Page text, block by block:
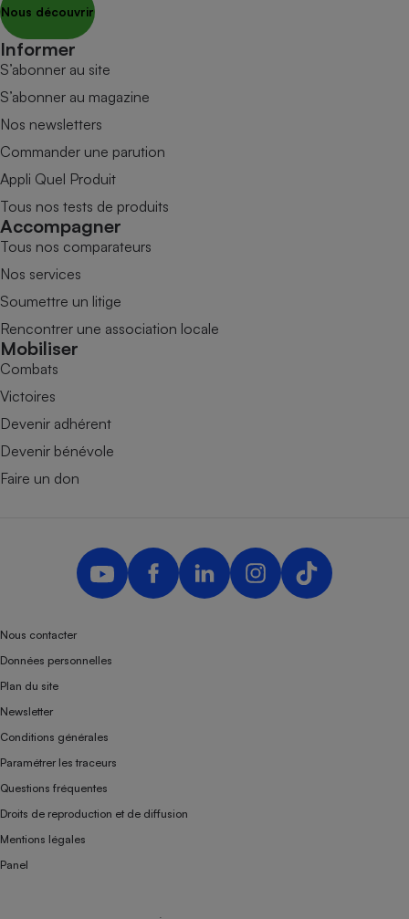
Nous découvrir
Informer
S’abonner au site
S’abonner au magazine
Nos newsletters
Commander une parution
Appli Quel Produit
Tous nos tests de produits
Accompagner
Tous nos comparateurs
Nos services
Soumettre un litige
Rencontrer une association locale
Mobiliser
Combats
Victoires
Devenir adhérent
Devenir bénévole
Faire un don
Nous contacter
Données personnelles
Plan du site
Newsletter
Conditions générales
Paramétrer les traceurs
Questions fréquentes
Droits de reproduction et de diffusion
Mentions légales
Panel